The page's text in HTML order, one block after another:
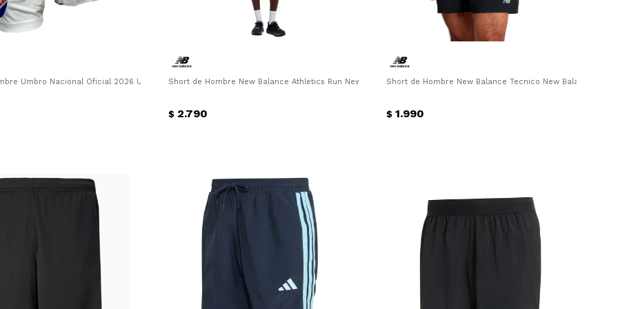
Umbro Nacional Oficial 2026 Umbro - Blanco - AzulShort de Hombre New Balance Athletics Run New Balance - Negro
$ 2.790
Short de Hombre New Balance Tecnico New Balance -
$ 1.990